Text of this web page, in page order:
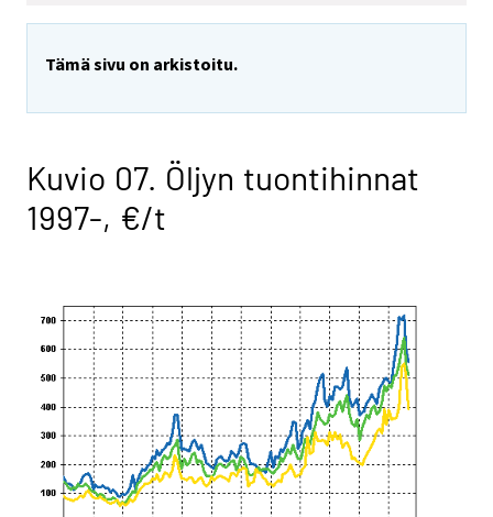
Tämä sivu on arkistoitu.
Kuvio 07. Öljyn tuontihinnat
1997-, €/t